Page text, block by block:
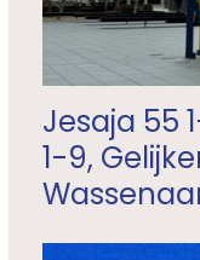
Jesaja 55
1-9,